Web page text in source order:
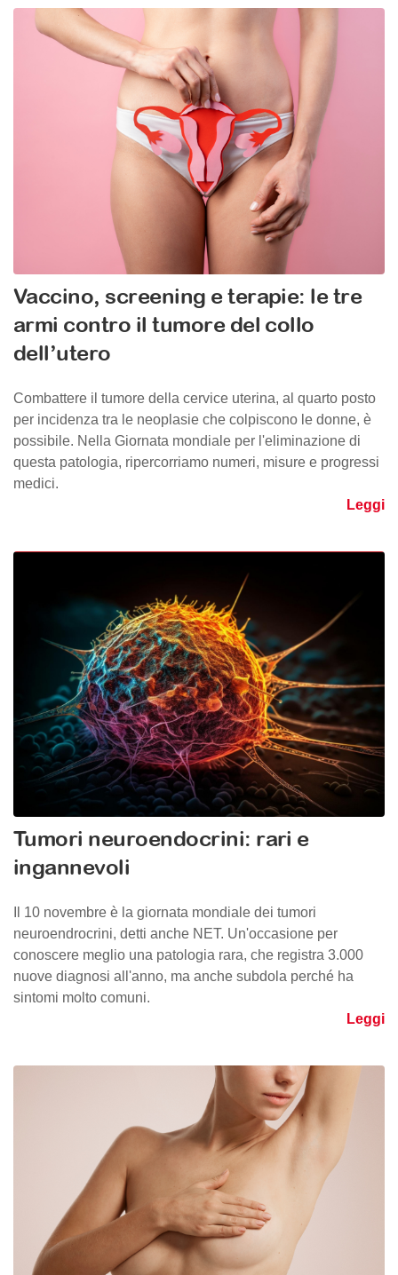
Vaccino, screening e terapie: le tre
armi contro il tumore del collo
dell’utero
Combattere il tumore della cervice uterina, al quarto posto
per incidenza tra le neoplasie che colpiscono le donne, è
possibile. Nella Giornata mondiale per l'eliminazione di
questa patologia, ripercorriamo numeri, misure e progressi
medici.
Leggi
Tumori neuroendocrini: rari e
ingannevoli
Il 10 novembre è la giornata mondiale dei tumori
neuroendrocrini, detti anche NET. Un'occasione per
conoscere meglio una patologia rara, che registra 3.000
nuove diagnosi all'anno, ma anche subdola perché ha
sintomi molto comuni.
Leggi